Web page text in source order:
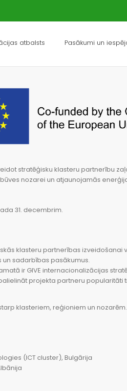
atbalsts Pasākumi un
stratēģisku klasteru partnerību
nozarei un atjaunojamās
31. decembrim.
klasteru partnerības
un sadarbības pasākumus.
ir GIVE internacionalizācijas
projekta partneru
klasteriem, reģioniem un
(ICT cluster), Bulgārija